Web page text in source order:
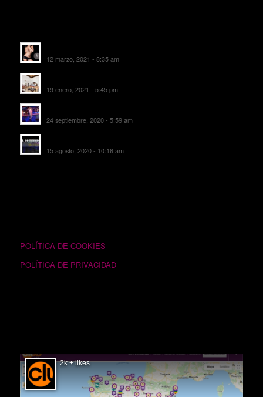
12 marzo, 2021 - 8:35 am
19 enero, 2021 - 5:45 pm
24 septiembre, 2020 - 5:59 am
15 agosto, 2020 - 10:16 am
POLÍTICA DE COOKIES
POLÍTICA DE PRIVACIDAD
2k + likes